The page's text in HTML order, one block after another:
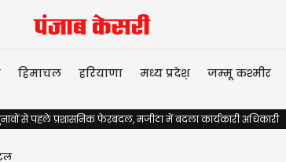
हिमाचल हरियाणा मध्य प्रदेश़ जम्मू कश्मीर
से पहले प्रशासनिक फेरबदल, मजीठा में बदला कार्यकारी अधिकारी